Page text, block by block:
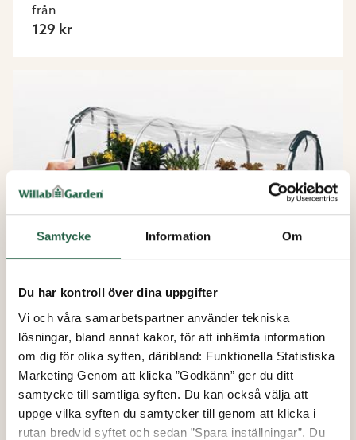
Samtycke Information Om
Du har kontroll över dina uppgifter
Vi och våra samarbetspartner använder tekniska
lösningar, bland annat kakor, för att inhämta information
om dig för olika syften, däribland: Funktionella Statistiska
Marketing Genom att klicka ”Godkänn” ger du ditt
samtycke till samtliga syften. Du kan också välja att
uppge vilka syften du samtycker till genom att klicka i
rutan bredvid syftet och sedan ”Spara inställningar”. Du
från
129 kr
Drivhustunnel Jumbo med värme
från
3 995 kr